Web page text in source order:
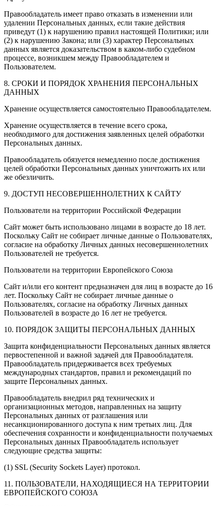
Правообладатель имеет право отказать в изменении или
удалении Персональных данных, если такие действия
приведут (1) к нарушению правил настоящей Политики; или
(2) к нарушению Закона; или (3) характер Персональных
данных является доказательством в каком-либо судебном
процессе, возникшем между Правообладателем и
Пользователем.
8. СРОКИ И ПОРЯДОК ХРАНЕНИЯ ПЕРСОНАЛЬНЫХ
ДАННЫХ
Хранение осуществляется самостоятельно Правообладателем.
Хранение осуществляется в течение всего срока,
необходимого для достижения заявленных целей обработки
Персональных данных.
Правообладатель обязуется немедленно после достижения
целей обработки Персональных данных уничтожить их или
же обезличить.
9. ДОСТУП НЕСОВЕРШЕННОЛЕТНИХ К САЙТУ
Пользователи на территории Российской Федерации
Сайт может быть использовано лицами в возрасте до 18 лет.
Поскольку Сайт не собирает личные данные о Пользователях,
согласие на обработку Личных данных несовершеннолетних
Пользователей не требуется.
Пользователи на территории Европейского Союза
Сайт и/или его контент предназначен для лиц в возрасте до 16
лет. Поскольку Сайт не собирает личные данные о
Пользователях, согласие на обработку Личных данных
Пользователей в возрасте до 16 лет не требуется.
10. ПОРЯДОК ЗАЩИТЫ ПЕРСОНАЛЬНЫХ ДАННЫХ
Защита конфиденциальности Персональных данных является
первостепенной и важной задачей для Правообладателя.
Правообладатель придерживается всех требуемых
международных стандартов, правил и рекомендаций по
защите Персональных данных.
Правообладатель внедрил ряд технических и
организационных методов, направленных на защиту
Персональных данных от разглашения или
несанкционированного доступа к ним третьих лиц. Для
обеспечения сохранности и конфиденциальности получаемых
Персональных данных Правообладатель использует
следующие средства защиты:
(1) SSL (Security Sockets Layer) протокол.
11. ПОЛЬЗОВАТЕЛИ, НАХОДЯЩИЕСЯ НА ТЕРРИТОРИИ
ЕВРОПЕЙСКОГО СОЮЗА